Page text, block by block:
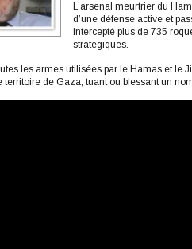
L’arsenal meurtrier du
d’une défense active et
intercepté plus de 735
stratégiques.
les armes utilisées par le Hamas et le
territoire de Gaza, tuant ou blessant un